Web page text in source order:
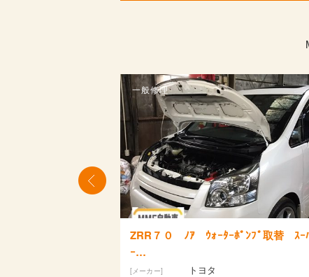
一般修理
ロビンエンジン 床材 切断
[メーカー]